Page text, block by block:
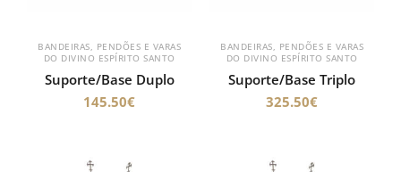
BANDEIRAS, PENDÕES E VARAS
DO DIVINO ESPÍRITO SANTO
Suporte/Base Duplo
145.50€
BANDEIRAS, PENDÕES E VARAS
DO DIVINO ESPÍRITO SANTO
Suporte/Base Triplo
325.50€